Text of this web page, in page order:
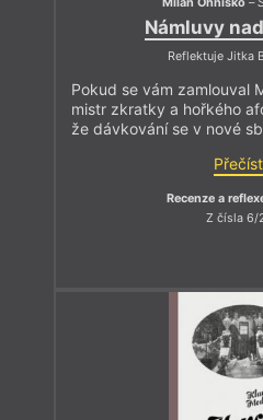
Námluvy
Reflektuje Jitka
Pokud se vám zamlouval
mistr zkratky a hořkého
že dávkování se v nové
Přečíst
Recenze a
Z čísla 6/